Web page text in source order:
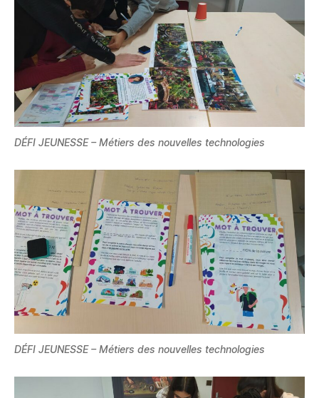
DÉFI JEUNESSE – Métiers des nouvelles technologies
DÉFI JEUNESSE – Métiers des nouvelles technologies